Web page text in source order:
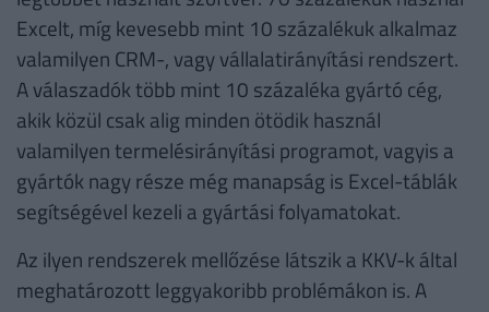
Excelt, míg kevesebb mint 10 százalékuk alkalmaz
valamilyen CRM-, vagy vállalatirányítási rendszert.
A válaszadók több mint 10 százaléka gyártó cég,
akik közül csak alig minden ötödik használ
valamilyen termelésirányítási programot, vagyis a
gyártók nagy része még manapság is Excel-táblák
segítségével kezeli a gyártási folyamatokat.
Az ilyen rendszerek mellőzése látszik a KKV-k által
meghatározott leggyakoribb problémákon is. A